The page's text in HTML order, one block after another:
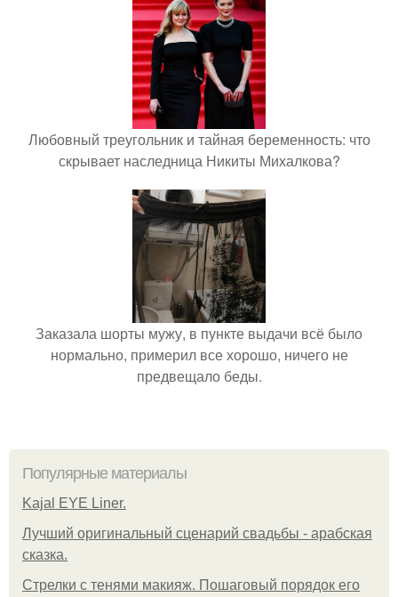
Любовный треугольник и тайная беременность: что
скрывает наследница Никиты Михалкова?
Заказала шорты мужу, в пункте выдачи всё было
нормально, примерил все хорошо, ничего не
предвещало беды.
Популярные материалы
Kajal EYE Liner.
Лучший оригинальный сценарий свадьбы - арабская
сказка.
Стрелки с тенями макияж. Пошаговый порядок его